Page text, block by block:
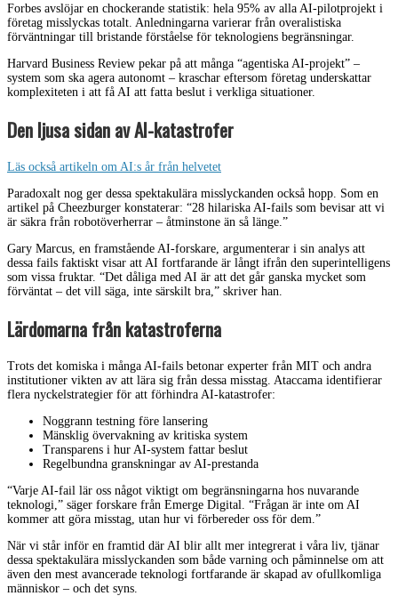
Forbes avslöjar en chockerande statistik: hela 95% av alla AI-pilotprojekt i
företag misslyckas totalt. Anledningarna varierar från overalistiska
förväntningar till bristande förståelse för teknologiens begränsningar.
Harvard Business Review pekar på att många “agentiska AI-projekt” –
system som ska agera autonomt – kraschar eftersom företag underskattar
komplexiteten i att få AI att fatta beslut i verkliga situationer.
Den ljusa sidan av AI-katastrofer
Läs också artikeln om AI:s år från helvetet
Paradoxalt nog ger dessa spektakulära misslyckanden också hopp. Som en
artikel på Cheezburger konstaterar: “28 hilariska AI-fails som bevisar att vi
är säkra från robotöverherrar – åtminstone än så länge.”
Gary Marcus, en framstående AI-forskare, argumenterar i sin analys att
dessa fails faktiskt visar att AI fortfarande är långt ifrån den superintelligens
som vissa fruktar. “Det dåliga med AI är att det går ganska mycket som
förväntat – det vill säga, inte särskilt bra,” skriver han.
Lärdomarna från katastroferna
Trots det komiska i många AI-fails betonar experter från MIT och andra
institutioner vikten av att lära sig från dessa misstag. Ataccama identifierar
flera nyckelstrategier för att förhindra AI-katastrofer:
Noggrann testning före lansering
Mänsklig övervakning av kritiska system
Transparens i hur AI-system fattar beslut
Regelbundna granskningar av AI-prestanda
“Varje AI-fail lär oss något viktigt om begränsningarna hos nuvarande
teknologi,” säger forskare från Emerge Digital. “Frågan är inte om AI
kommer att göra misstag, utan hur vi förbereder oss för dem.”
När vi står inför en framtid där AI blir allt mer integrerat i våra liv, tjänar
dessa spektakulära misslyckanden som både varning och påminnelse om att
även den mest avancerade teknologi fortfarande är skapad av ofullkomliga
människor – och det syns.